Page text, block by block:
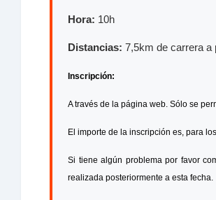
Hora: 10h
Distancias: 7,5km de carrera a
Inscripción:
A través de la página web. Sólo se
El importe de la inscripción es, para
Si tiene algún problema por favor
realizada posteriormente a esta fecha.